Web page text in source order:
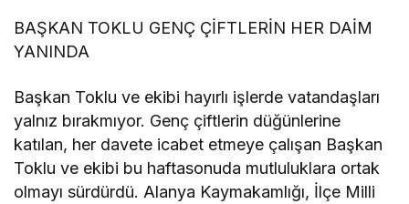
BAŞKAN TOKLU GENÇ ÇİFTLERİN HER DAİM
YANINDA
Başkan Toklu ve ekibi hayırlı işlerde vatandaşları
yalnız bırakmıyor. Genç çiftlerin düğünlerine
katılan, her davete icabet etmeye çalışan Başkan
Toklu ve ekibi bu haftasonuda mutluluklara ortak
olmayı sürdürdü. Alanya Kaymakamlığı, İlçe Milli